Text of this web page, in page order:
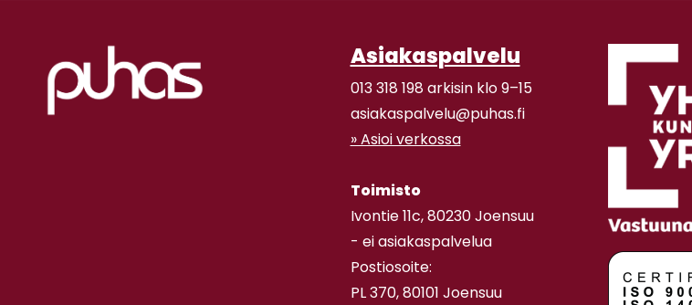
Asiakaspalvelu
013 318 198 arkisin klo 9–15
asiakaspalvelu@puhas.fi
» Asioi verkossa
Toimisto
Ivontie 11c, 80230 Joensuu
- ei asiakaspalvelua
Postiosoite:
PL 370, 80101 Joensuu